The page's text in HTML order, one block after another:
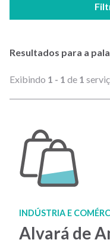
Resultados para a
Exibindo 1 - 1 de 1
INDÚSTRIA E
Alvará de